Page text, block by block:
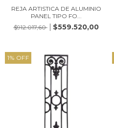
REJA ARTISTICA DE ALUMINIO
PANEL TIPO FO...
$912.017,60
$559.520,00
1% OFF